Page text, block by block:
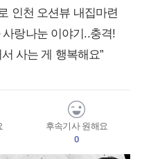
인천 오션뷰 내집마련
랑나눈 이야기..충격!
사는 게 행복해요”
후속기사 원해요
0